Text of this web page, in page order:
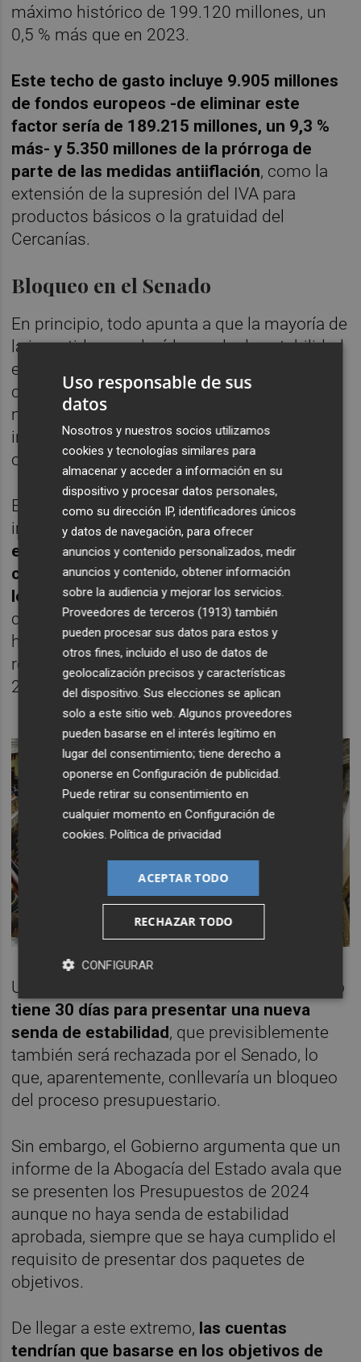
máximo histórico de 199.120 millones, un
0,5 % más que en 2023.
Este techo de gasto incluye 9.905 millones
de fondos europeos -de eliminar este
factor sería de 189.215 millones, un 9,3 %
más- y 5.350 millones de la prórroga de
parte de las medidas antiiflación, como la
extensión de la supresión del IVA para
productos básicos o la gratuidad del
Cercanías.
Bloqueo en el Senado
En principio, todo apunta a que la mayoría de
la investidura avalará la senda de estabilidad
en el Congreso, pero la tramitación podría
complicarse en el Senado, donde el PP tiene
mayoría absoluta y ya ha mostrado su
intención de usarla para vetar los nuevos
objetivos.
Este rechazo constituye un escollo
importante, ya quela Ley de Estabilidad
exige la aprobación de la senda en ambas
cámaras sin que el Congreso pueda
levantar el veto del Senado, como ocurre
con las demás leyes. Y en este momento no
hay ningún objetivo aprobado porque las
reglas fiscales llevan suspendidas desde
2020.
Una vez que se consume el veto, el Gobierno
tiene 30 días para presentar una nueva
senda de estabilidad, que previsiblemente
también será rechazada por el Senado, lo
que, aparentemente, conllevaría un bloqueo
del proceso presupuestario.
Sin embargo, el Gobierno argumenta que un
informe de la Abogacía del Estado avala que
se presenten los Presupuestos de 2024
aunque no haya senda de estabilidad
aprobada, siempre que se haya cumplido el
requisito de presentar dos paquetes de
objetivos.
De llegar a este extremo, las cuentas
tendrían que basarse en los objetivos de
Uso responsable de sus
datos
Nosotros y nuestros socios utilizamos
cookies y tecnologías similares para
almacenar y acceder a información en su
dispositivo y procesar datos personales,
como su dirección IP, identificadores únicos
y datos de navegación, para ofrecer
anuncios y contenido personalizados, medir
anuncios y contenido, obtener información
sobre la audiencia y mejorar los servicios.
Proveedores de terceros (1913) también
pueden procesar sus datos para estos y
otros fines, incluido el uso de datos de
geolocalización precisos y características
del dispositivo. Sus elecciones se aplican
solo a este sitio web. Algunos proveedores
pueden basarse en el interés legítimo en
lugar del consentimiento; tiene derecho a
oponerse enConfiguración de publicidad
Puede retirar su consentimiento en
cualquier momento enConfiguración de
cookies .Política de privacidad
ACEPTAR TODO
RECHAZAR TODO
CONFIGURAR